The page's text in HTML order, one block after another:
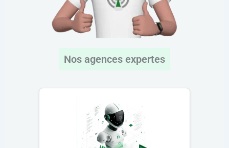
Nos agences expertes